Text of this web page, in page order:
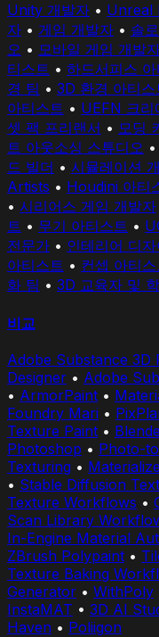
Unity 개발자 • Unreal
자 • 게임 개발자 • 솔
오 • 모바일 게임 개발
티스트 • 하드서피스
경 팀 • 3D 환경 아티스
아티스트 • UEFN 크리
셋 팩 프리랜서 • 모딩
트 아웃소싱 스튜디오 •
드 빌더 • 시뮬레이션
Artists • Houdini 아티
• 시리어스 게임 개발자
트 • 무기 아티스트 •
전문가 • 인테리어 디자
아티스트 • 컨셉 아티스
화 팀 • 3D 교육자 및
비교
Adobe Substance 3D
Designer • Adobe
• ArmorPaint •
Foundry Mari •
Texture Paint •
Photoshop • Photo-
Texturing • Materialize
• Stable Diffusion
Texture Workflows •
Scan Library
In-Engine Material
ZBrush Polypaint •
Texture Baking
Generator • WithPoly
InstaMAT • 3D AI
Haven • Poliigon